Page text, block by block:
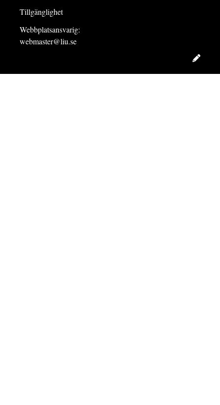
Tillgänglighet
Webbplatsansvarig:
webmaster@liu.se